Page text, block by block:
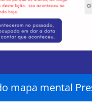
mapa mental